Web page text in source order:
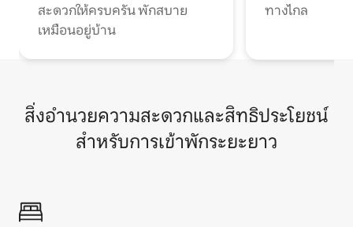
สะดวกให้ครบครัน พักสบาย
เหมือนอยู่บ้าน
ทางไกล
สิ่งอำนวยความสะดวกและสิทธิประโยชน์
สำหรับการเข้าพักระยะยาว